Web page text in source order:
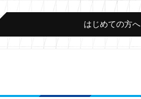
はじめての方へ